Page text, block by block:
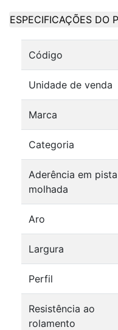
ESPECIFICAÇÕES DO
Código
Unidade de venda
Marca
Categoria
Aderência em pista
molhada
Aro
Largura
Perfil
Resistência ao
rolamento